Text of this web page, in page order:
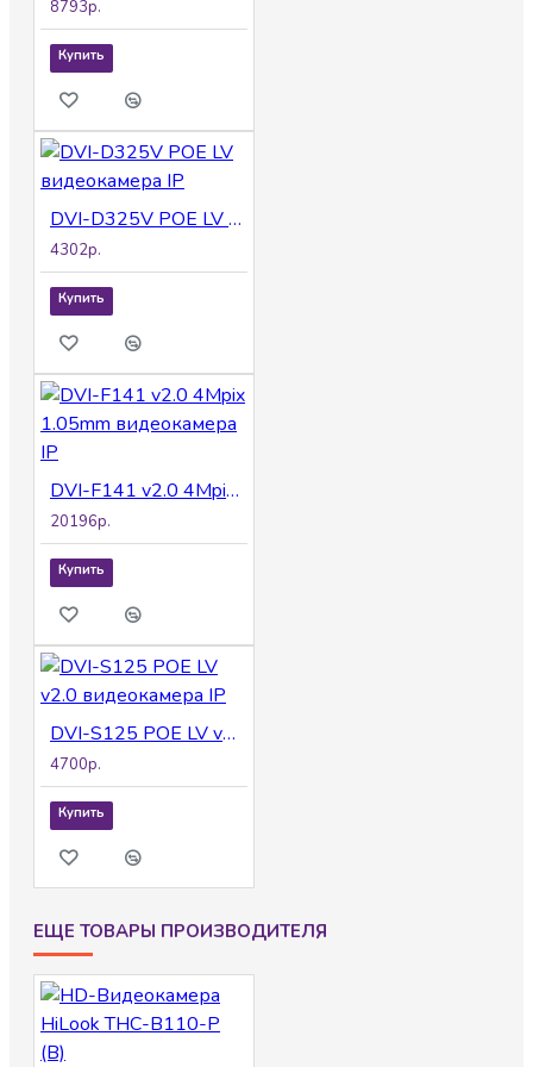
8793р.
Купить
DVI-D325V POE LV видеокамера IP
4302р.
Купить
DVI-F141 v2.0 4Mpix 1.05mm видеокамера IP
20196р.
Купить
DVI-S125 POE LV v2.0 видеокамера IP
4700р.
Купить
ЕЩЕ ТОВАРЫ ПРОИЗВОДИТЕЛЯ